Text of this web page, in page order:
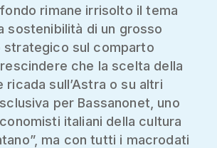
rimane irrisolto il tema
sostenibilità di un grosso
strategico sul comparto
che la scelta della
ricada sull’Astra o su altri
per Bassanonet, uno
italiani della cultura
ma con tutti i macrodati